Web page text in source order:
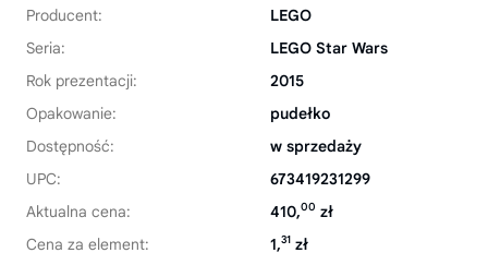
Producent:
LEGO
Seria:
LEGO Star Wars
Rok prezentacji:
2015
Opakowanie:
pudełko
Dostępność:
w sprzedaży
UPC:
673419231299
Aktualna cena:
410,00 zł
Cena za element:
1,31 zł